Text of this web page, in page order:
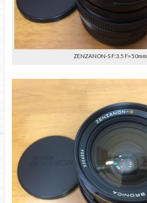
ZENZANON-S F:3.5 F=50mm